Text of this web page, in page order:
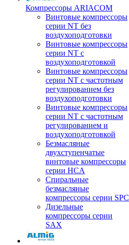
Компрессоры ARIACOM
Винтовые компрессоры
серии NT без
воздухоподготовки
Винтовые компрессоры
серии NT c
воздухоподготовкой
Винтовые компрессоры
серии NT с частотным
регулированием без
воздухоподготовки
Винтовые компрессоры
серии NT с частотным
регулированием и
воздухоподготовкой
Безмасляные
двухступенчатые
винтовые компрессоры
серии HCA
Спиральные
безмасляные
компрессоры серии SPC
Дизельные
компрессоры серии
SAX